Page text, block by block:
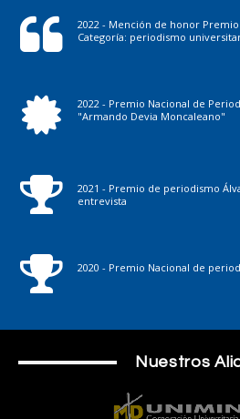
2022 - Mención de honor
Categoría: periodismo
2022 - Premio Nacional de
"Armando Devia Moncaleano"
2021 - Premio de periodismo
entrevista
2020 - Premio Nacional de
Nuestros